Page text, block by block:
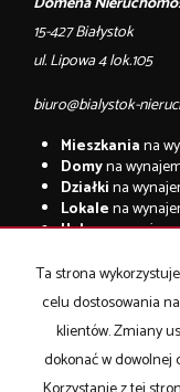
15-427 Białystok
ul. Lipowa 4 lok.105
biuro@bialystok-
Mieszkaniana
Domyna
Działkina
Lokalena
Halena wynajem
Mieszkaniana
Domyna
Działkina
Lokale
na
Halena sprzedaż
Ta strona
celu dostosowania
klientów. Zmiany
dokonać w